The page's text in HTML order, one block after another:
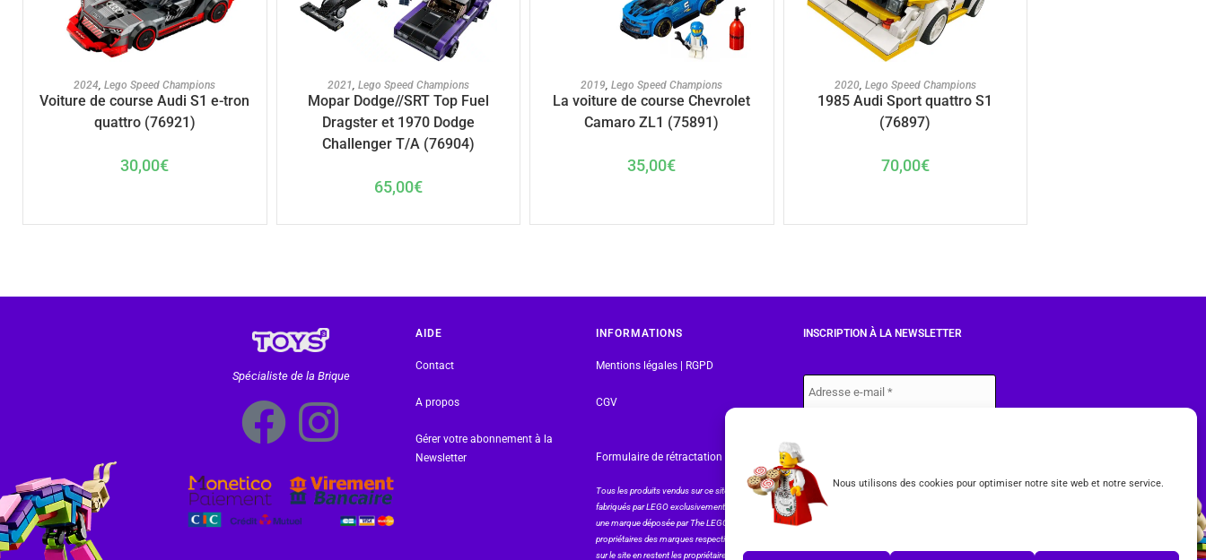
Nous utilisons des cookies pour optimiser notre site web et notre service.
AJOUTER AU PANIER
2024 ,Lego Speed Champions
Voiture de course Audi S1 e-tron
quattro (76921)
30,00€
AJOUTER AU PANIER
2021, Lego Speed Champions
Mopar Dodge//SRT Top Fuel
Dragster et 1970 Dodge
Challenger T/A (76904)
65,00€
AJOUTER AU PANIER
2019 ,Lego Speed Champions
La voiture de course Chevrolet
Camaro ZL1 (75891)
35,00€
AJOUTER AU PANIER
2020, Lego Speed Champions
1985 Audi Sport quattro S1
(76897)
70,00€
Spécialiste de la Brique
AIDE
Contact
A propos
Gérer votre abonnement à la
Newsletter
INFORMATIONS
Mentions légales | RGPD
CGV
Formulaire de rétractation
Tous les produits vendus sur ce site sont
fabriqués par LEGO exclusivement. LEGO® est
une marque déposée par The LEGO Group. Les
propriétaires des marques respectives citées
sur le site en restent les propriétaires. Tous
INSCRIPTION À LA NEWSLETTER